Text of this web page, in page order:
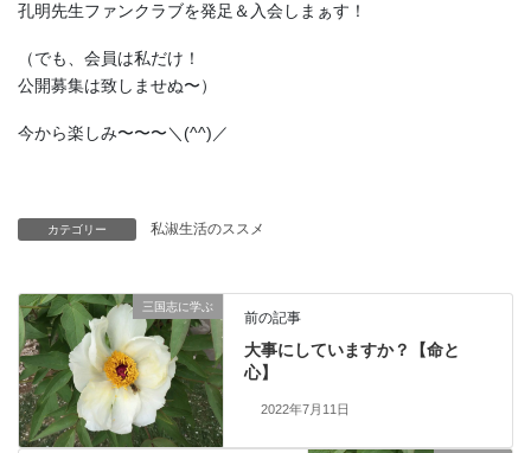
孔明先生ファンクラブを発足＆入会しまぁす！
（でも、会員は私だけ！
公開募集は致しませぬ〜）
今から楽しみ〜〜〜＼(^^)／
カテゴリー 私淑生活のススメ
三国志に学ぶ
前の記事
大事にしていますか？【命と
心】
2022年7月11日